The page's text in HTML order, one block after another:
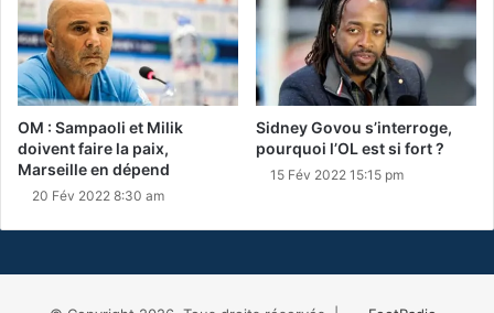
OM : Sampaoli et Milik
doivent faire la paix,
Marseille en dépend
20 Fév 2022 8:30 am
Sidney Govou s’interroge,
pourquoi l’OL est si fort ?
15 Fév 2022 15:15 pm